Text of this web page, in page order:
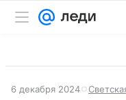
6 декабря 2024